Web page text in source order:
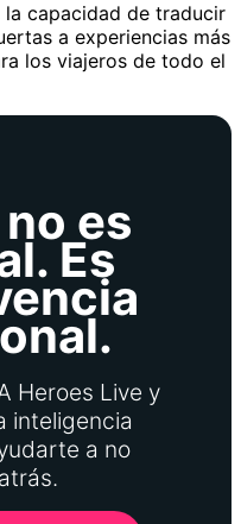
capacidad de traducir
a experiencias más
los viajeros de todo el
es
Es
Heroes Live y
inteligencia
a no